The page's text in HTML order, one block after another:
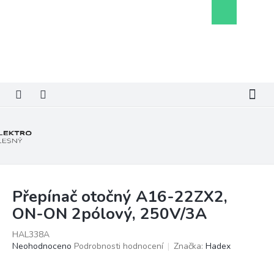
košík
Přepínač otočný A16-22ZX2,
ON-ON 2pólový, 250V/3A
HAL338A
Průměrné
Neohodnoceno Podrobnosti hodnocení Značka: Hadex